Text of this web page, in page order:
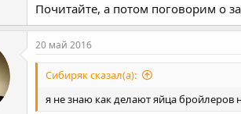
Почитайте, а потом поговорим о
20 май 2016
Сибиряк сказал(а):
я не знаю как делают яйца бройлеров